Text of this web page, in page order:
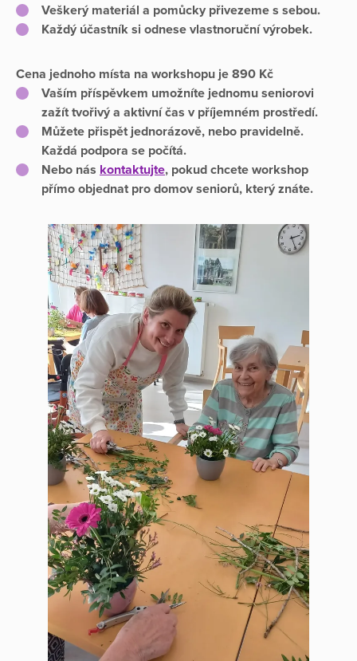
Veškerý materiál a pomůcky přivezeme s sebou.
Každý účastník si odnese vlastnoruční výrobek.
Cena jednoho místa na workshopu je 890 Kč
Vaším příspěvkem umožníte jednomu seniorovi
zažít tvořivý a aktivní čas v příjemném prostředí.
Můžete přispět jednorázově, nebo pravidelně.
Každá podpora se počítá.
Nebo nás kontaktujte, pokud chcete workshop
přímo objednat pro domov seniorů, který znáte.